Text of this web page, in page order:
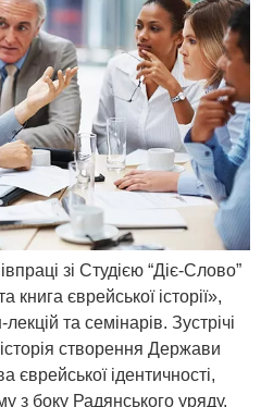
зі Студією “Діє-Слово”
єврейської історії»,
та семінарів. Зустрічі
створення Держави
єврейської ідентичності,
з боку Радянського уряду,